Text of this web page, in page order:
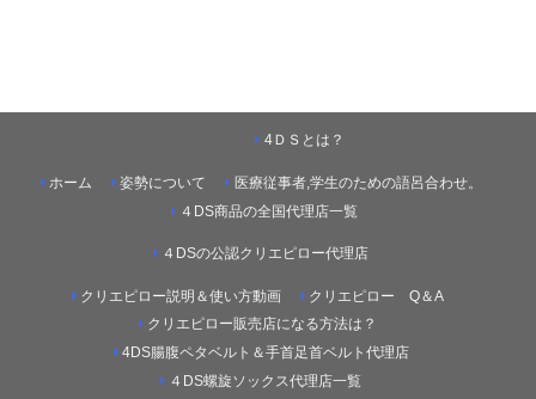
ホーム
4ＤＳとは？
姿勢について
医療従事者,学生のための語呂合わせ。
４DS商品の全国代理店一覧
４DSの公認クリエピロー代理店
クリエピロー説明＆使い方動画
クリエピロー Q＆A
クリエピロー販売店になる方法は？
4DS腸腹ペタベルト＆手首足首ベルト代理店
４DS螺旋ソックス代理店一覧